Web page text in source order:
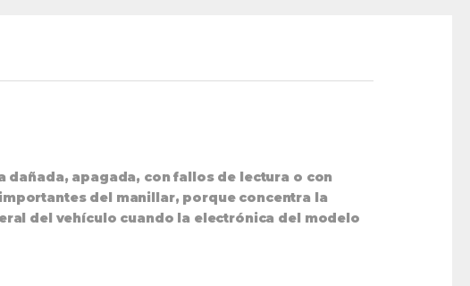
dañada, apagada, con fallos de lectura o con
del manillar, porque concentra la
del vehículo cuando la electrónica del modelo